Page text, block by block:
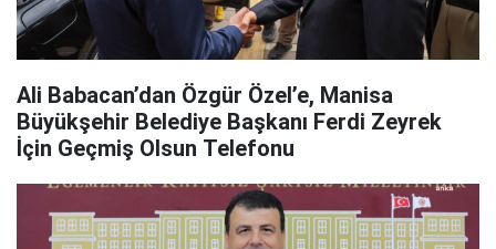
Ali Babacan’dan Özgür Özel’e, Manisa
Büyükşehir Belediye Başkanı Ferdi Zeyrek
İçin Geçmiş Olsun Telefonu